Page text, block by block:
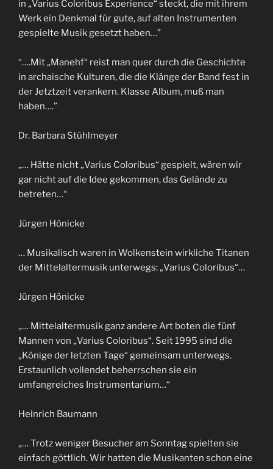
in „Varius Coloribus Experience“ steckt, die mit ihrem
Werk ein Denkmal für gute, auf alten Instrumenten
gespielte Musik gesetzt haben…”
“….Mit „Manehf“ reist man quer durch die Geschichte
in archaische Kulturen, die die Klänge der Band fest in
der Jetztzeit verankern. Klasse Album, muß man
haben….”
Dr. Barbara Stühlmeyer
„… Hätte nicht „Varius Coloribus“ gespielt, wären wir
gar nicht auf die Idee gekommen, das Gelände zu
betreten…“
Jürgen Hönicke
… Musikalisch waren in Wolkenstein wirkliche Titanen
der Mittelaltermusik unterwegs: „Varius Coloribus“…
Jürgen Hönicke
„… Mittelaltermusik ganz andere Art boten die fünf
Mannen von „Varius Coloribus“. Seit 1995 sind die
„Könige der letzten Tage“ gemeinsam unterwegs.
Erstaunlich vollendet beherrschen sie ein
umfangreiches Instrumentarium…“
Heinrich Baumann
„… Trotz weniger Besucher am Sonntag spielten sie
einfach göttlich. Wir hatten die Musikanten schon eine